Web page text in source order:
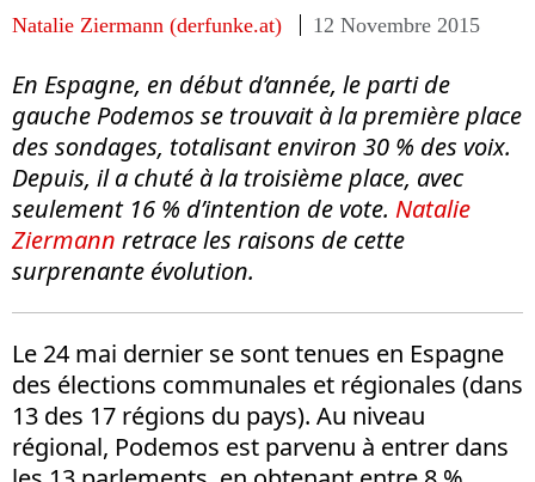
Natalie Ziermann (derfunke.at) 12 Novembre 2015
En Espagne, en début d’année, le parti de
gauche Podemos se trouvait à la première place
des sondages, totalisant environ 30 % des voix.
Depuis, il a chuté à la troisième place, avec
seulement 16 % d’intention de vote. Natalie
Ziermann retrace les raisons de cette
surprenante évolution.
Le 24 mai dernier se sont tenues en Espagne
des élections communales et régionales (dans
13 des 17 régions du pays). Au niveau
régional, Podemos est parvenu à entrer dans